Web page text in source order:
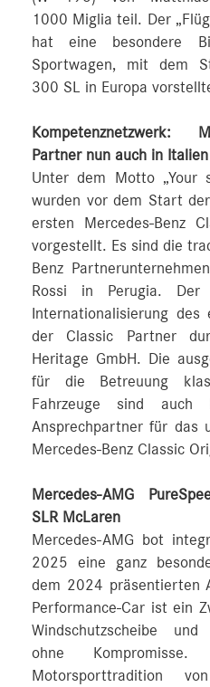
1000 Miglia teil. Der
hat eine besondere
Sportwagen, mit dem
300 SL in Europa
Kompetenznetzwerk:
Partner nun auch in Italien
Unter dem Motto „Your
wurden vor dem Start
ersten Mercedes-Benz
vorgestellt. Es sind die
Benz
Rossi in Perugia.
Internationalisierung
der Classic Partner
Heritage GmbH. Die
für die Betreuung
Fahrzeuge sind auch
Ansprechpartner für das
Mercedes-Benz Classic
Mercedes-AMG
SLR McLaren
Mercedes-AMG bot
2025 eine ganz
dem 2024 präsentierten
Performance-Car ist ein
Windschutzscheibe
ohne
Motorsporttradition